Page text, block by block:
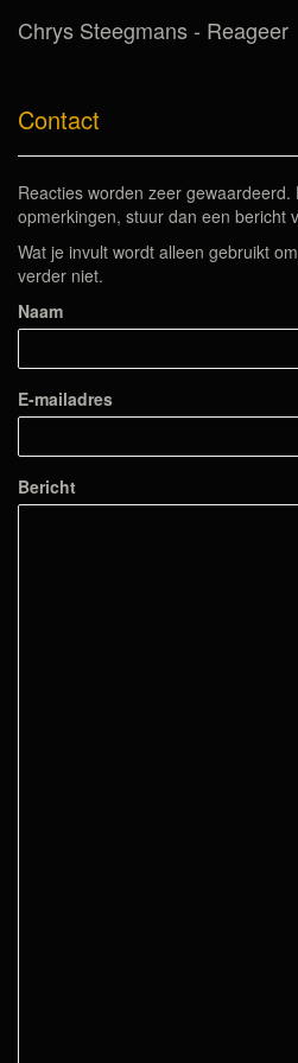
Chrys Steegmans - Reageer
Contact
Reacties worden zeer
opmerkingen, stuur dan een bericht
Wat je invult wordt alleen gebruikt
verder niet.
Naam
E-mailadres
Bericht